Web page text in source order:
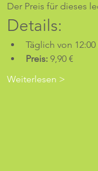
Der Preis für dieses
Details:
Täglich von
Preis: 9,90 €
Weiterlesen >